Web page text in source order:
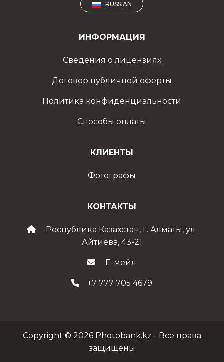
RUSSIAN
ИНФОРМАЦИЯ
Сведения о лицензиях
Договор публичной оферты
Политика конфиденциальности
Способы оплаты
КЛИЕНТЫ
Фотографы
КОНТАКТЫ
Республика Казахстан, г. Алматы, ул.
Айтиева, 43-21
Е-мейл
+7 777 705 4679
Copyright © 2026 Photobank.kz - Все права
защищены